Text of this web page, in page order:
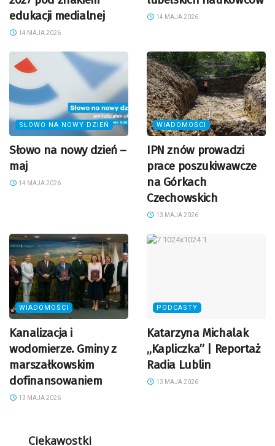
edukacji medialnej
14 MAJA 2026
14 MAJA 2026
SŁOWO NA NOWY DZIEŃ
Słowo na nowy dzień –
maj
14 MAJA 2026
WIADOMOŚCI
IPN znów prowadzi
prace poszukiwawcze
na Górkach
Czechowskich
13 MAJA 2026
WIADOMOŚCI
Kanalizacja i
wodomierze. Gminy z
marszałkowskim
dofinansowaniem
13 MAJA 2026
PODCASTY
Katarzyna Michalak
„Kapliczka” | Reportaż
Radia Lublin
13 MAJA 2026
Ciekawostki